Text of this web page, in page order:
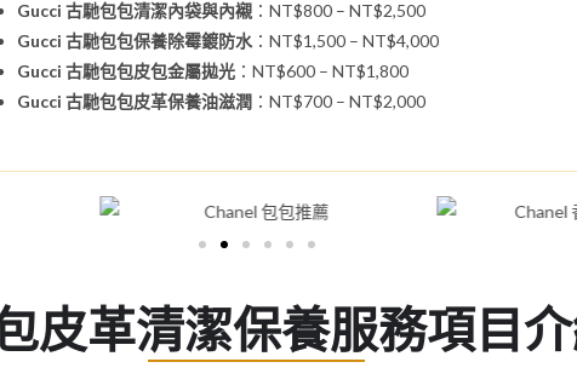
Gucci 古馳包包清潔內袋與內襯 ：NT$800 – NT$2,500
Gucci 古馳包包保養除霉鍍防水 ：NT$1,500 – NT$4,000
Gucci 古馳包包皮包金屬拋光 ：NT$600 – NT$1,800
Gucci 古馳包包皮革保養油滋潤 ：NT$700 – NT$2,000
皮革清潔保養服務項目